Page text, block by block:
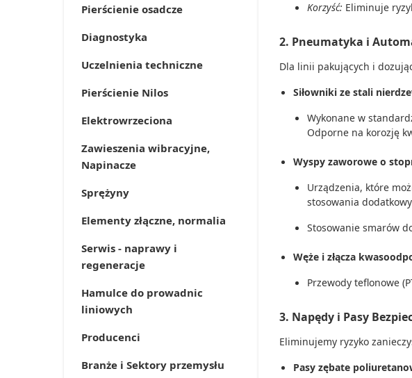
Pierścienie osadcze
Diagnostyka
Uczelnienia techniczne
Pierścienie Nilos
Elektrowrzeciona
Zawieszenia wibracyjne,
Napinacze
Sprężyny
Elementy złączne, normalia
Serwis - naprawy i
regeneracje
Hamulce do prowadnic
liniowych
Producenci
Branże i Sektory przemysłu
Korzyść: Eliminuje
2. Pneumatyka i
Dla linii pakujących i
Siłowniki ze stali
Wykonane w
Odporne na korozję
Wyspy zaworowe o
Urządzenia, które
stosowania
Stosowanie smarów
Węże i złącza
Przewody teflonowe
3. Napędy i Pasy
Eliminujemy ryzyko
Pasy zębate